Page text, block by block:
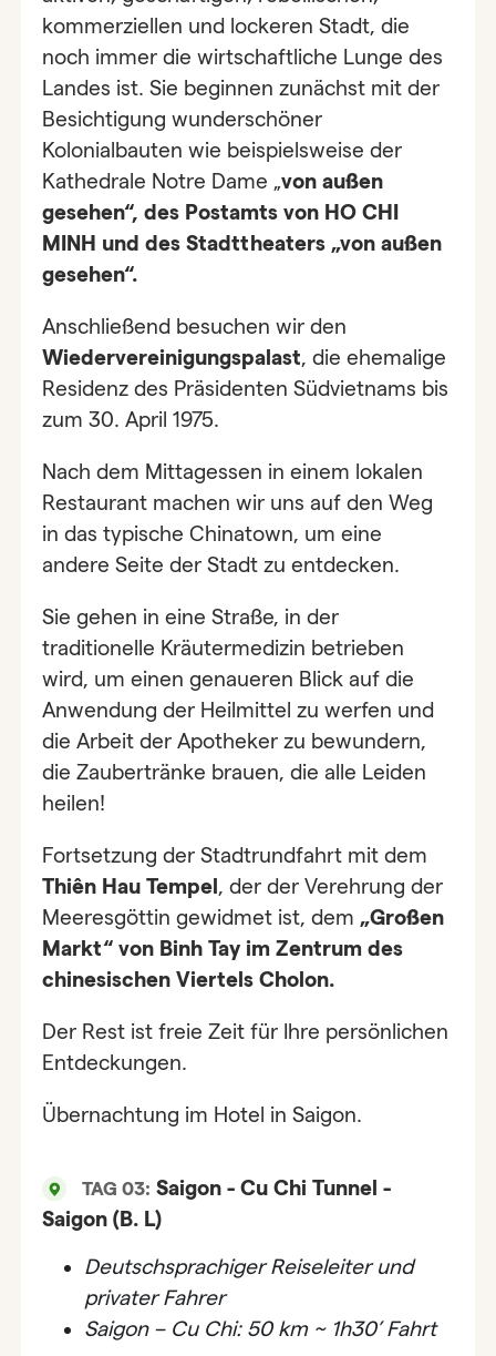
kommerziellen und lockeren Stadt, die
noch immer die wirtschaftliche Lunge des
Landes ist. Sie beginnen zunächst mit der
Besichtigung wunderschöner
Kolonialbauten wie beispielsweise der
Kathedrale Notre Dame „von außen
gesehen“, des Postamts von HO CHI
MINH und des Stadttheaters „von außen
gesehen“.
Anschließend besuchen wir den
Wiedervereinigungspalast, die ehemalige
Residenz des Präsidenten Südvietnams bis
zum 30. April 1975.
Nach dem Mittagessen in einem lokalen
Restaurant machen wir uns auf den Weg
in das typische Chinatown, um eine
andere Seite der Stadt zu entdecken.
Sie gehen in eine Straße, in der
traditionelle Kräutermedizin betrieben
wird, um einen genaueren Blick auf die
Anwendung der Heilmittel zu werfen und
die Arbeit der Apotheker zu bewundern,
die Zaubertränke brauen, die alle Leiden
heilen!
Fortsetzung der Stadtrundfahrt mit dem
Thiên Hau Tempel , der der Verehrung der
Meeresgöttin gewidmet ist, dem „Großen
Markt“ von Binh Tay im Zentrum des
chinesischen Viertels Cholon.
Der Rest ist freie Zeit für Ihre persönlichen
Entdeckungen.
Übernachtung im Hotel in Saigon.
TAG 03: Saigon - Cu Chi Tunnel -
Saigon (B. L)
Deutschsprachiger Reiseleiter und
privater Fahrer
Saigon – Cu Chi: 50 km ~ 1h30’ Fahrt